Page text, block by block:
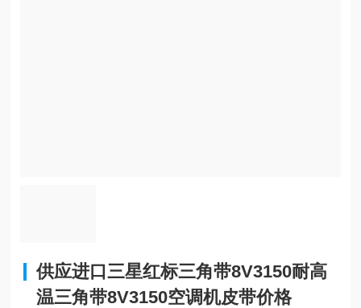
供应进口三星红标三角带8V3150耐高
温三角带8V3150空调机皮带价格